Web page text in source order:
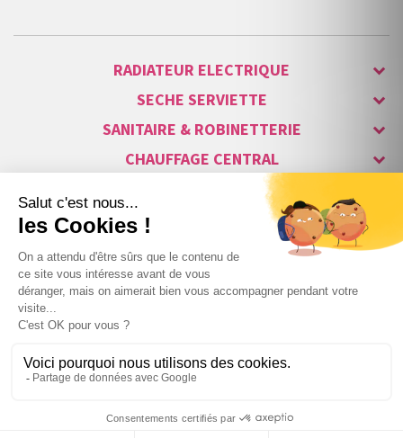
403,92 € TTC
RADIATEUR ELECTRIQUE
SECHE SERVIETTE
SANITAIRE & ROBINETTERIE
CHAUFFAGE CENTRAL
ALARME & SÉCURITÉ
MAISON CONNECTÉE
VISIOPHONE & INTERPHONE
LUMINAIRES & ECLAIRAGE